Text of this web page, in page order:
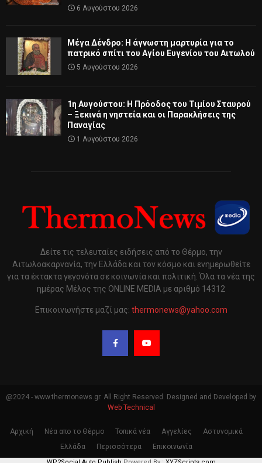
6 Αυγούστου 2026
Μέγα Δένδρο: Η άγνωστη μαρτυρία για το
πατρικό σπίτι του Αγίου Ευγενίου του Αιτωλού
5 Αυγούστου 2026
1η Αυγούστου: Η Πρόοδος του Τιμίου Σταυρού
– Ξεκινά η νηστεία και οι Παρακλήσεις της
Παναγίας
1 Αυγούστου 2026
Δείτε τις τελευταίες ειδήσεις από το Θέρμο, την
Αιτωλοακαρνανία, την Ελλάδα και τον κόσμο και ενημερωθείτε
για τα έκτακτα γεγονότα σε κοινωνία και πολιτική. Όλα τα νέα της
ημέρας Μέλος της ONLINE MEDIA με αριθμό 14312
Επικοινωνήστε μαζί μας: thermonews@yahoo.com
@2024 - www.thermonews.gr. All Right Reserved. Designed and Developed by
Web Technical
Αρχική Νέα απο το Θέρμο Τοπικά νέα Αγγελίες
Αστυνομικά
Ελλάδα
Περισσότερα Επικοινωνία